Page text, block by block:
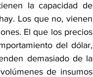
la capacidad de
Los que no, vienen
El que los precios
del dólar,
demasiado de la
de insumos